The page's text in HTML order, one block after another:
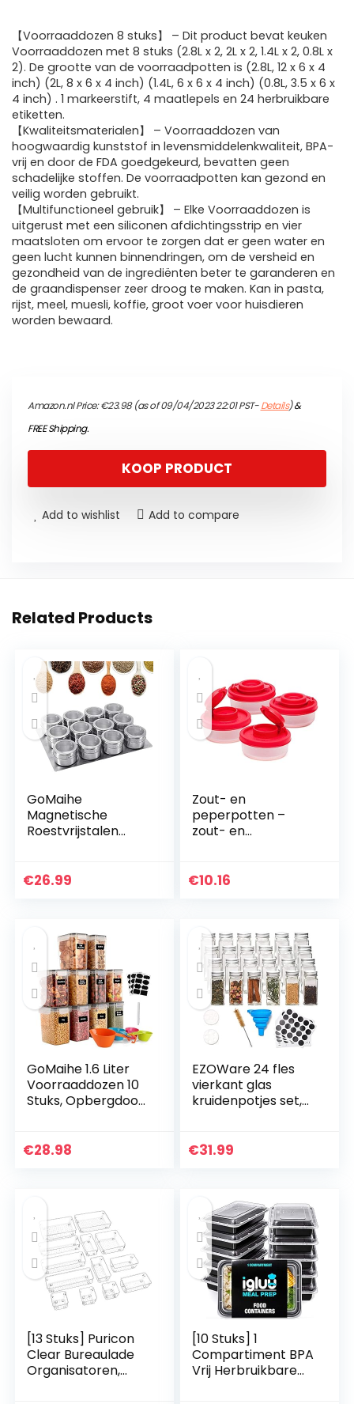
【Voorraaddozen 8 stuks】 – Dit product bevat keuken
Voorraaddozen met 8 stuks (2.8L x 2, 2L x 2, 1.4L x 2, 0.8L x
2). De grootte van de voorraadpotten is (2.8L, 12 x 6 x 4
inch) (2L, 8 x 6 x 4 inch) (1.4L, 6 x 6 x 4 inch) (0.8L, 3.5 x 6 x
4 inch) . 1 markeerstift, 4 maatlepels en 24 herbruikbare
etiketten.
【Kwaliteitsmaterialen】 – Voorraaddozen van
hoogwaardig kunststof in levensmiddelenkwaliteit, BPA-
vrij en door de FDA goedgekeurd, bevatten geen
schadelijke stoffen. De voorraadpotten kan gezond en
veilig worden gebruikt.
【Multifunctioneel gebruik】 – Elke Voorraaddozen is
uitgerust met een siliconen afdichtingsstrip en vier
maatsloten om ervoor te zorgen dat er geen water en
geen lucht kunnen binnendringen, om de versheid en
gezondheid van de ingrediënten beter te garanderen en
de graandispenser zeer droog te maken. Kan in pasta,
rijst, meel, muesli, koffie, groot voer voor huisdieren
worden bewaard.
Amazon.nl Price:€23.98(as of 09/04/2023 22:01 PST-Details)&
FREE Shipping.
KOOP PRODUCT
Add to wishlist Add to compare
Related Products
GoMaihe
Magnetische
Roestvrijstalen
kruidenpotjes
€26.99
Zout- en
peperpotten –
zout- en
maten – niet-
€10.16
GoMaihe 1.6 Liter
Voorraaddozen 10
Stuks, Opbergdoos,
Voorraadpotten
€28.98
EZOWare 24 fles
vierkant glas
kruidenpotjes set,
kit met luchtdichte
€31.99
[13 Stuks] Puricon
Clear Bureaulade
Organisatoren,
[10 Stuks] 1
Compartiment BPA
Vrij Herbruikbare